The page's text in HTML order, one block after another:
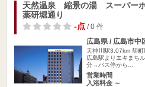
天然温泉 縮景の湯 スーパーホ
薬研堀通り
-点/ 0 件
広島県 / 広島市中
天神川駅3.07km 胡
広島駅よりエキまち
分→バス停から…
営業時間
入浴料金 ～